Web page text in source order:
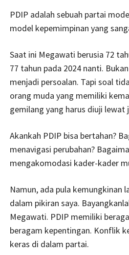
PDIP adalah sebuah partai
model kepemimpinan yang
Saat ini Megawati berusia 72
77 tahun pada 2024 nanti.
menjadi persoalan. Tapi soal
orang muda yang memiliki
gemilang yang harus diuji lewat
Akankah PDIP bisa bertahan?
menavigasi perubahan?
mengakomodasi kader-kader
Namun, ada pula kemungkinan
dalam pikiran saya.
Megawati. PDIP memiliki
beragam kepentingan. Konflik
keras di dalam partai.